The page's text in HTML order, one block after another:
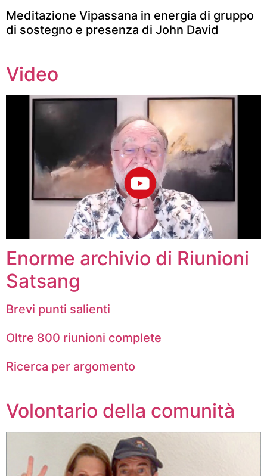
Meditazione Vipassana in energia di gruppo
di sostegno e presenza di John David
Video
Enorme archivio di Riunioni
Satsang
Brevi punti salienti
Oltre 800 riunioni complete
Ricerca per argomento
Volontario della comunità